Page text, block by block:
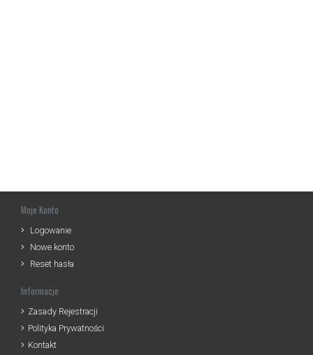
Moje Konto
Logowanie
Nowe konto
Reset hasła
Informacje
Zasady Rejestracji
Polityka Prywatności
Kontakt